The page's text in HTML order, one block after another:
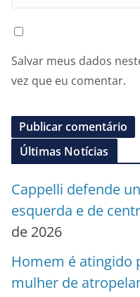
Salvar meus dados
vez que eu comentar.
Últimas Notícias
Cappelli defende
esquerda e de
de 2026
Homem é atingido
mulher de